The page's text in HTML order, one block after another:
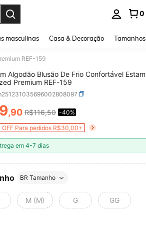
0
masculinas Casa & Decoração
REF-159
Algodão Blusão De Frio Confortável
Premium REF-159
AND
,90 R$116,50 -40%
OFF Para pedidos R$30,00+
em 4-7 dias
BR Tamanho
M (M) G GG